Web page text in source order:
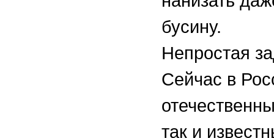
бусину.
Непростая
Сейчас в
так и